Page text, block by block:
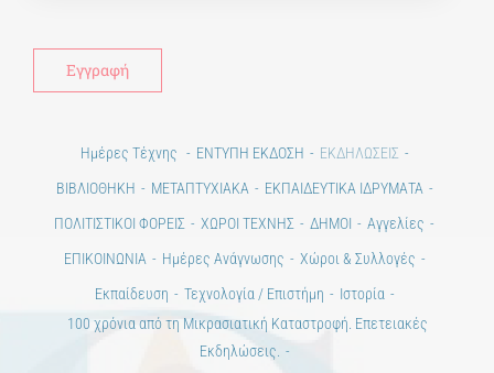
Ημέρες Τέχνης ΕΝΤΥΠΗ ΕΚΔΟΣΗ
ΕΚΔΗΛΩΣΕΙΣ
ΒΙΒΛΙΟΘΗΚΗ
ΜΕΤΑΠΤΥΧΙΑΚΑ
ΕΚΠΑΙΔΕΥΤΙΚΑ ΙΔΡΥΜΑΤΑ
ΠΟΛΙΤΙΣΤΙΚΟΙ ΦΟΡΕΙΣ
ΧΩΡΟΙ ΤΕΧΝΗΣ ΔΗΜΟΙ
Αγγελίες
ΕΠΙΚΟΙΝΩΝΙΑ
Ημέρες Ανάγνωσης
Χώροι & Συλλογές
Εκπαίδευση
Τεχνολογία / Επιστήμη
Ιστορία
100 χρόνια από τη Μικρασιατική Καταστροφή. Επετειακές
Εκδηλώσεις.